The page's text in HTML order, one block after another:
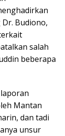
Budiono,
salah
beberapa
Mantan
dan tadi
unsur